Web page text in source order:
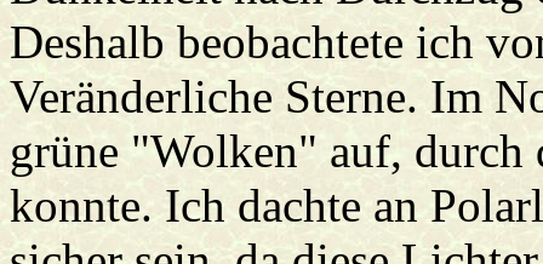
Deshalb beobachtete ich
Veränderliche Sterne. Im
grüne "Wolken" auf, durch
konnte. Ich dachte an